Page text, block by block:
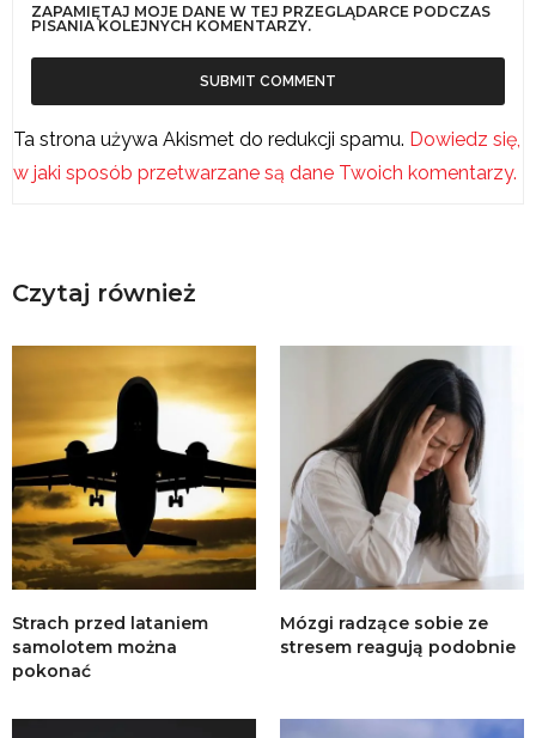
ZAPAMIĘTAJ MOJE DANE W TEJ PRZEGLĄDARCE PODCZAS
PISANIA KOLEJNYCH KOMENTARZY.
Ta strona używa Akismet do redukcji spamu. Dowiedz się,
w jaki sposób przetwarzane są dane Twoich komentarzy.
Czytaj również
Strach przed lataniem
samolotem można
pokonać
Mózgi radzące sobie ze
stresem reagują podobnie